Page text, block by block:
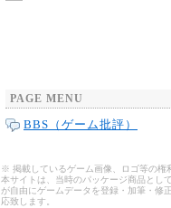
PAGE MENU
BBS（ゲーム批評）
※ 掲載しているゲーム画像、ロゴ等の権
本サイトは、当時のパッケージ商品とし
が自由にゲームデータを登録・加筆・修
応致します。